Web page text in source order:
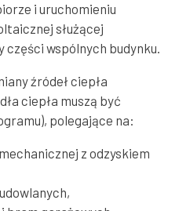
i uruchomieniu
służącej
części wspólnych budynku.
źródeł ciepła
ciepła muszą być
polegające na:
z odzyskiem